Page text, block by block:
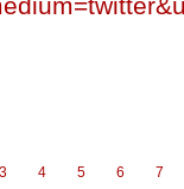
3 4 5 6 7